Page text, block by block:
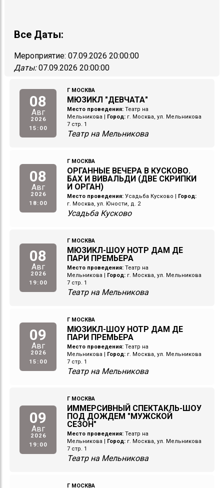
Все Даты:
Мероприятие:07.09.2026 20:00:00
Даты:07.09.2026 20:00:00
08
Авг
2026
15:00
Г МОСКВА
МЮЗИКЛ "ДЕВЧАТА"
Место проведения: Театр на
Мельникова | Город: г. Москва, ул. Мельникова
7 стр. 1
Театр на Мельникова
08
Авг
2026
18:00
Г МОСКВА
ОРГАННЫЕ ВЕЧЕРА В КУСКОВО.
БАХ И ВИВАЛЬДИ (ДВЕ СКРИПКИ
И ОРГАН)
Место проведения: Усадьба Кусково | Город:
г. Москва, ул. Юности, д. 2
Усадьба Кусково
08
Авг
2026
19:00
Г МОСКВА
МЮЗИКЛ-ШОУ НОТР ДАМ ДЕ
ПАРИ ПРЕМЬЕРА
Место проведения: Театр на
Мельникова | Город: г. Москва, ул. Мельникова
7 стр. 1
Театр на Мельникова
09
Авг
2026
15:00
Г МОСКВА
МЮЗИКЛ-ШОУ НОТР ДАМ ДЕ
ПАРИ ПРЕМЬЕРА
Место проведения: Театр на
Мельникова | Город: г. Москва, ул. Мельникова
7 стр. 1
Театр на Мельникова
09
Авг
2026
19:00
Г МОСКВА
ИММЕРСИВНЫЙ СПЕКТАКЛЬ-ШОУ
ПОД ДОЖДЕМ "МУЖСКОЙ
СЕЗОН"
Место проведения: Театр на
Мельникова | Город: г. Москва, ул. Мельникова
7 стр. 1
Театр на Мельникова
Г МОСКВА